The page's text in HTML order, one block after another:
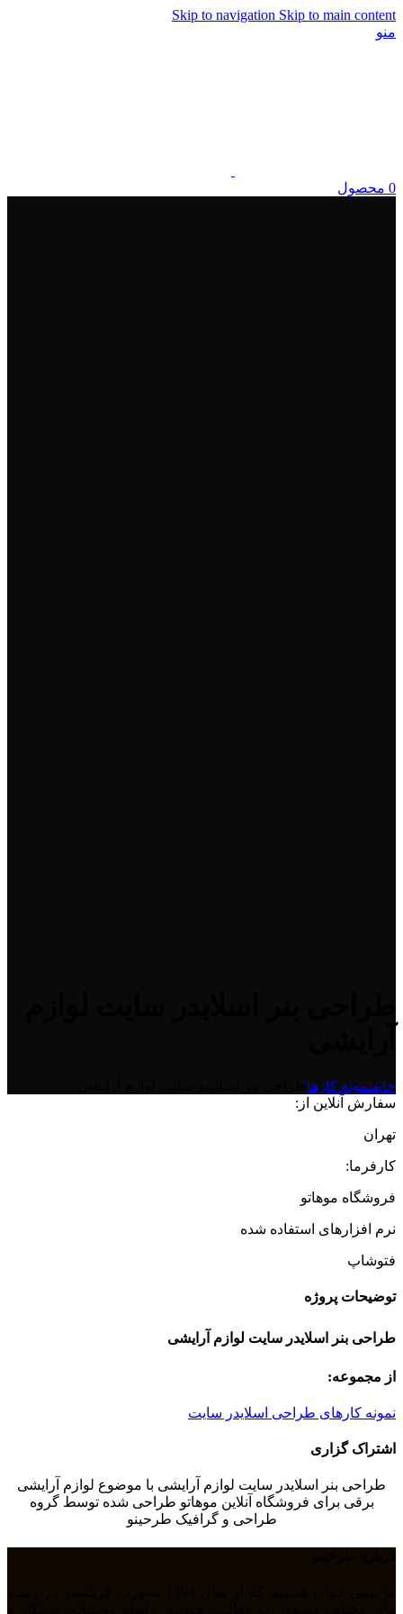
Skip to navigation Skip to main content
منو
0 محصول
خانهنمونه کارها
سفارش آنلاین از:
تهران
کارفرما:
فروشگاه موهاتو
نرم افزارهای استفاده شده
فتوشاپ
توضیحات پروژه
طراحی بنر اسلایدر سایت لوازم آرایشی
از مجموعه:
نمونه کارهای طراحی اسلایدر سایت
اشتراک گزاری
طراحی بنر اسلایدر سایت لوازم آرایشی با موضوع لوازم آرایشی
برقی برای فروشگاه آنلاین موهاتو طراحی شده توسط گروه
طراحی و گرافیک طرحینو